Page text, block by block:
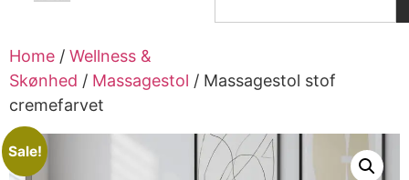
Home / Wellness &
Skønhed / Massagestol / Massagestol stof
cremefarvet
Sale!